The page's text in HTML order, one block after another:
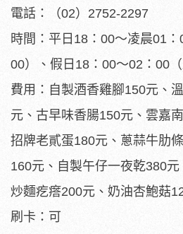
電話：（02）2752-2297
時間：平日18：00～凌晨01：
00）、假日18：00～02：00（
費用：自製酒香雞腳150元、
元、古早味香腸150元、雲嘉
招牌老貳蛋180元、蔥蒜牛肋
160元、自製午仔一夜乾380元
炒麵疙瘩200元、奶油杏鮑菇
刷卡：可